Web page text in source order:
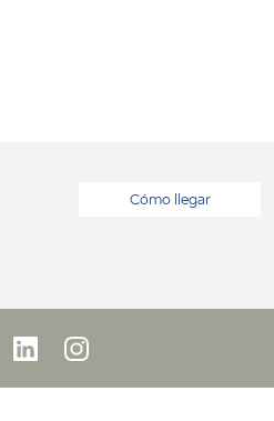
Cómo llegar